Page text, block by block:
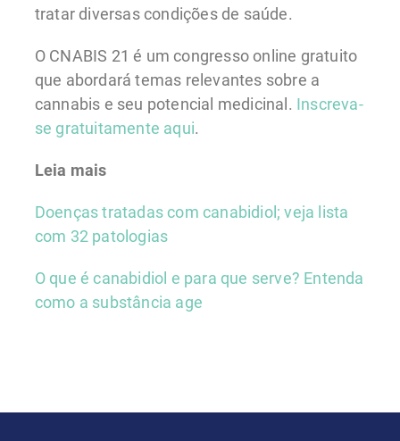
tratar diversas condições de saúde.
O CNABIS 21 é um congresso online gratuito
que abordará temas relevantes sobre a
cannabis e seu potencial medicinal. Inscreva-
se gratuitamente aqui.
Leia mais
Doenças tratadas com canabidiol; veja lista
com 32 patologias
O que é canabidiol e para que serve? Entenda
como a substância age